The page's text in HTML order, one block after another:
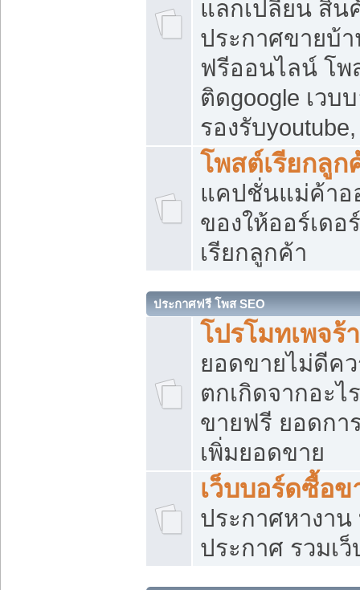
แลกเปลี่ยน สิน
ประกาศขายบ้
ฟรีออนไลน์ โพ
ติดgoogle เวบ
รองรับ
โพสต์เรียกลูก
แคปชั่นแม่ค้าอ
ของให้ออร์เดอ
เรียกลูกค้า
ประกาศฟรี โพส SEO
โปรโมทเพจร้
ยอดขายไม่ดีค
ตกเกิดจากอะไ
ขายฟรี ยอดกา
เพิ่มยอดขาย
เว็บบอร์ดซื้อข
ประกาศหางาน
ประกาศ รวมเ